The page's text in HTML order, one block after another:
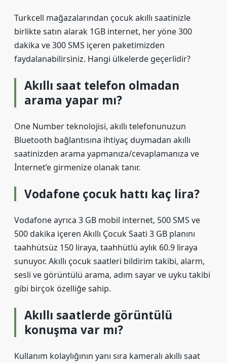
Turkcell mağazalarından çocuk akıllı saatinizle
birlikte satın alarak 1GB internet, her yöne 300
dakika ve 300 SMS içeren paketimizden
faydalanabilirsiniz. Hangi ülkelerde geçerlidir?
Akıllı saat telefon olmadan
arama yapar mı?
One Number teknolojisi, akıllı telefonunuzun
Bluetooth bağlantısına ihtiyaç duymadan akıllı
saatinizden arama yapmanıza/cevaplamanıza ve
İnternet’e girmenize olanak tanır.
Vodafone çocuk hattı kaç lira?
Vodafone ayrıca 3 GB mobil internet, 500 SMS ve
500 dakika içeren Akıllı Çocuk Saati 3 GB planını
taahhütsüz 150 liraya, taahhütlü aylık 60.9 liraya
sunuyor. Akıllı çocuk saatleri bildirim takibi, alarm,
sesli ve görüntülü arama, adım sayar ve uyku takibi
gibi birçok özelliğe sahip.
Akıllı saatlerde görüntülü
konuşma var mı?
Kullanım kolaylığının yanı sıra kameralı akıllı saat